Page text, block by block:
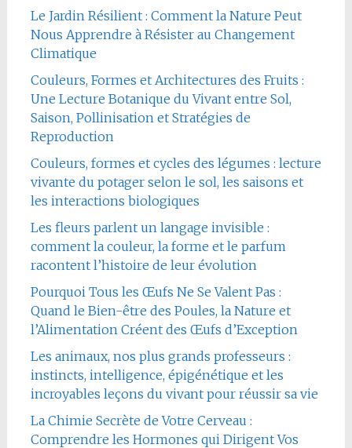
Le Jardin Résilient : Comment la Nature Peut
Nous Apprendre à Résister au Changement
Climatique
Couleurs, Formes et Architectures des Fruits :
Une Lecture Botanique du Vivant entre Sol,
Saison, Pollinisation et Stratégies de
Reproduction
Couleurs, formes et cycles des légumes : lecture
vivante du potager selon le sol, les saisons et
les interactions biologiques
Les fleurs parlent un langage invisible :
comment la couleur, la forme et le parfum
racontent l’histoire de leur évolution
Pourquoi Tous les Œufs Ne Se Valent Pas :
Quand le Bien-être des Poules, la Nature et
l’Alimentation Créent des Œufs d’Exception
Les animaux, nos plus grands professeurs :
instincts, intelligence, épigénétique et les
incroyables leçons du vivant pour réussir sa vie
La Chimie Secrète de Votre Cerveau :
Comprendre les Hormones qui Dirigent Vos